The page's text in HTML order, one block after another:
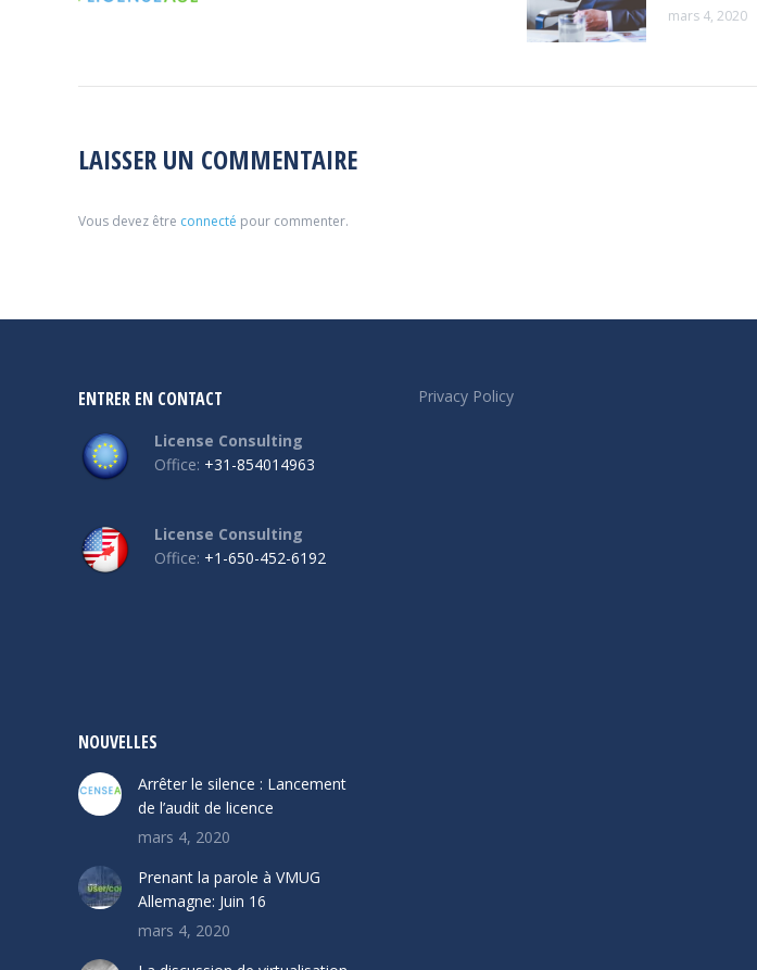
mars 4, 2020
LAISSER UN COMMENTAIRE
Vous devez être connecté pour commenter.
ENTRER EN CONTACT
License Consulting
Office: +31-854014963
License Consulting
Office: +1-650-452-6192
Privacy Policy
NOUVELLES
Arrêter le silence : Lancement
de l’audit de licence
mars 4, 2020
Prenant la parole à VMUG
Allemagne: Juin 16
mars 4, 2020